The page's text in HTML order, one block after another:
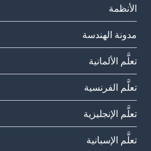
الأنظمة
مدونة الهندسة
تعلَّم الألمانية
تعلَّم الفرنسية
تعلَّم الإنجليزية
تعلَّم الإسبانية